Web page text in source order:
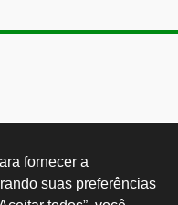
fornecer a
suas preferências